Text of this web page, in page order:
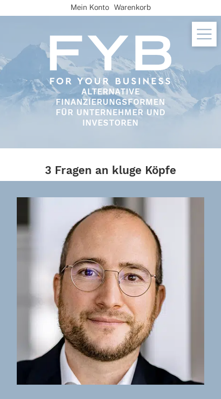
to
ALTERNATIVE
FINANZIERUNGSFORMEN
FÜR UNTERNEHMER UND
INVESTOREN
Mein Konto Warenkorb
3 Fragen an kluge Köpfe